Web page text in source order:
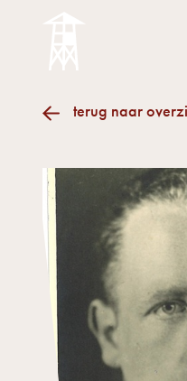
terug naar